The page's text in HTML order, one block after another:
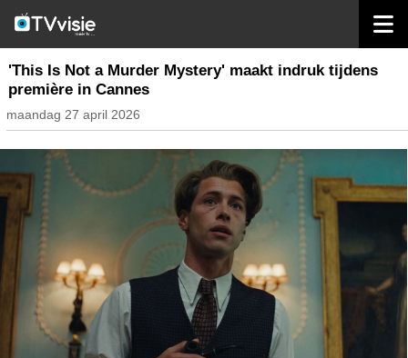
nieuws belgië
'This Is Not a Murder Mystery' maakt indruk tijdens
première in Cannes
maandag 27 april 2026